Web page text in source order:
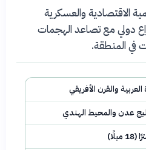
الاقتصادية والعسكرية
دولي مع تصاعد الهجمات
في المنطقة.
والقرن الأفريقي
عدن والمحيط الهندي